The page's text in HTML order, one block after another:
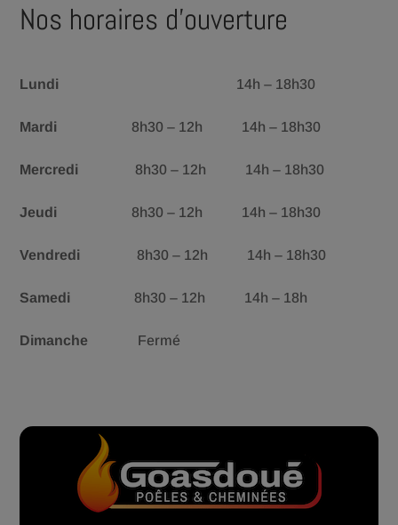
Nos horaires d’ouverture
Lundi 14h – 18h30
Mardi 8h30 – 12h 14h – 18h30
Mercredi 8h30 – 12h 14h – 18h30
Jeudi 8h30 – 12h 14h – 18h30
Vendredi 8h30 – 12h 14h – 18h30
Samedi 8h30 – 12h 14h – 18h
Dimanche Fermé